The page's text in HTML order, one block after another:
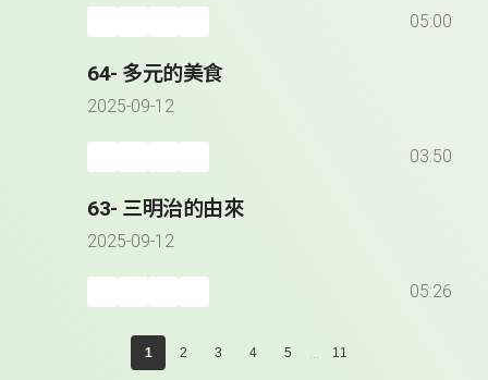
05:00
64- 多元的美食
2025-09-12
03:50
63- 三明治的由來
2025-09-12
05:26
1 2 3 4 5 ... 11